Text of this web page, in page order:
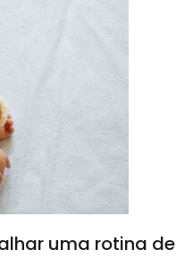
uma rotina de